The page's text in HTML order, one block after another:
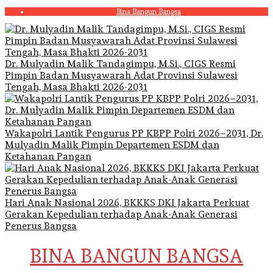
Skip
to
content
Bina Bangun Bangsa
Dr. Mulyadin Malik Tandagimpu, M.Si., CIGS Resmi
Pimpin Badan Musyawarah Adat Provinsi Sulawesi
Tengah, Masa Bhakti 2026-2031
Wakapolri Lantik Pengurus PP KBPP Polri 2026–2031, Dr.
Mulyadin Malik Pimpin Departemen ESDM dan
Ketahanan Pangan
Hari Anak Nasional 2026, BKKKS DKI Jakarta Perkuat
Gerakan Kepedulian terhadap Anak-Anak Generasi
Penerus Bangsa
BINA BANGUN BANGSA